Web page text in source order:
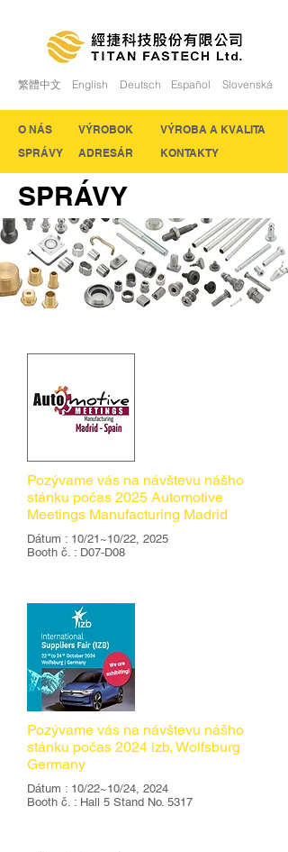
繁體中文 English Deutsch Español Slovenská
O NÁS
SPRÁVY
VÝROBOK
ADRESÁR
VÝROBA A KVALITA
KONTAKTY
SPRÁVY
Pozývame vás na návštevu nášho
stánku počas 2025 Automotive
Meetings Manufacturing Madrid
Dátum : 10/21~10/22, 2025
Booth č. : D07-D08
Pozývame vás na návštevu nášho
stánku počas 2024 izb, Wolfsburg
Germany
Dátum : 10/22~10/24, 2024
Booth č. : Hall 5 Stand No. 5317